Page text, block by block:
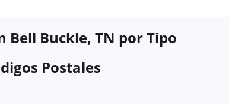
Bell Buckle, TN por Tipo
Postales